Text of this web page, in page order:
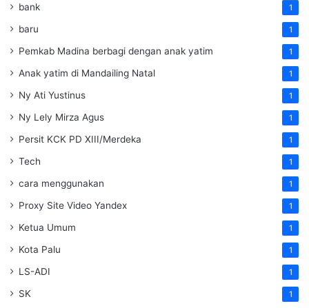
bank 1
baru 1
Pemkab Madina berbagi dengan anak yatim 1
Anak yatim di Mandailing Natal 1
Ny Ati Yustinus 1
Ny Lely Mirza Agus 1
Persit KCK PD XIII/Merdeka 1
Tech 1
cara menggunakan 1
Proxy Site Video Yandex 1
Ketua Umum 1
Kota Palu 1
LS-ADI 1
SK 1